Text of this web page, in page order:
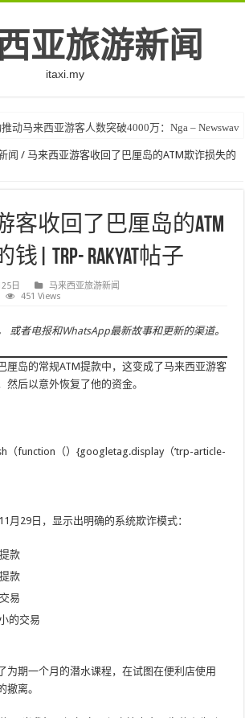
亚旅游新闻
itaxi.my
动马来西亚游客人数突破4000万：Nga – Newswav
闻 / 马来西亚游客收回了巴厘岛的ATM欺诈损失的
客收回了巴厘岛的ATM
| TRP- rakyat帖子
日
马来西亚旅游新闻
451 Views
或者电报和WhatsApp最新故事和更新的渠道。
厘岛的常规ATM提款中，这变成了马来西亚游客
然后以意外恢复了他的资金。
（function（）{googletag.display（’trp-article-
月29日，显示出明确的系统欺诈模式：
款
款
易
的交易
为期一个月的潜水课程，在试图在便利店使用
撤离。